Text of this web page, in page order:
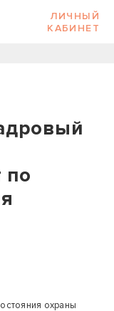
ЛИЧНЫЙ
КАБИНЕТ
по
охраны